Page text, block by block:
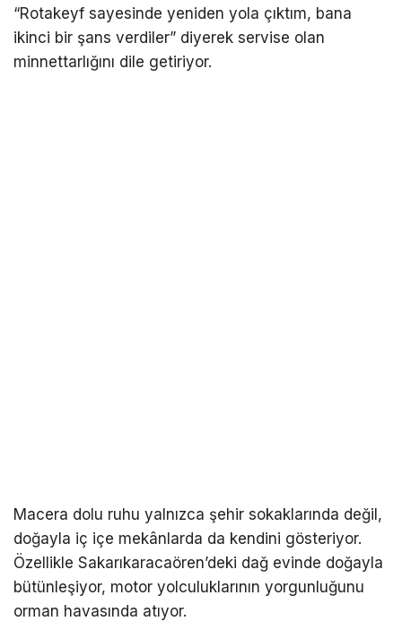
“Rotakeyf sayesinde yeniden yola çıktım, bana
ikinci bir şans verdiler” diyerek servise olan
minnettarlığını dile getiriyor.
Macera dolu ruhu yalnızca şehir sokaklarında değil,
doğayla iç içe mekânlarda da kendini gösteriyor.
Özellikle Sakarıkaracaören’deki dağ evinde doğayla
bütünleşiyor, motor yolculuklarının yorgunluğunu
orman havasında atıyor.